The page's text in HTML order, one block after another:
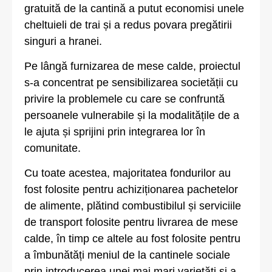
gratuită de la cantină a putut economisi unele
cheltuieli de trai și a redus povara pregătirii
singuri a hranei.
Pe lângă furnizarea de mese calde, proiectul
s-a concentrat pe sensibilizarea societății cu
privire la problemele cu care se confruntă
persoanele vulnerabile și la modalitățile de a
le ajuta și sprijini prin integrarea lor în
comunitate.
Cu toate acestea, majoritatea fondurilor au
fost folosite pentru achiziționarea pachetelor
de alimente, plătind combustibilul și serviciile
de transport folosite pentru livrarea de mese
calde, în timp ce altele au fost folosite pentru
a îmbunătăți meniul de la cantinele sociale